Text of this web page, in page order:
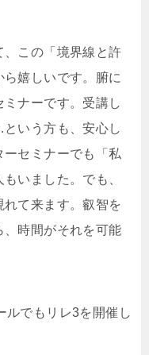
この「境界線と許
嬉しいです。腑に
ナーです。受講し
いう方も、安心し
セミナーでも「私
いました。でも、
て来ます。叡智を
時間がそれを可能
ルでもリレ3を開催し